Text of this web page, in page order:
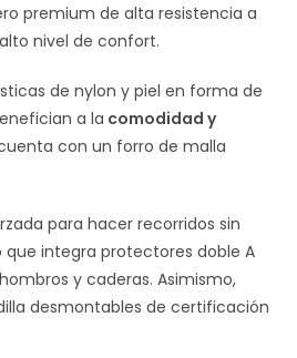
premium de alta resistencia a
nivel de confort.
de nylon y piel en forma de
a la comodidad y
con un forro de malla
para hacer recorridos sin
que integra protectores doble A
y caderas. Asimismo,
desmontables de certificación